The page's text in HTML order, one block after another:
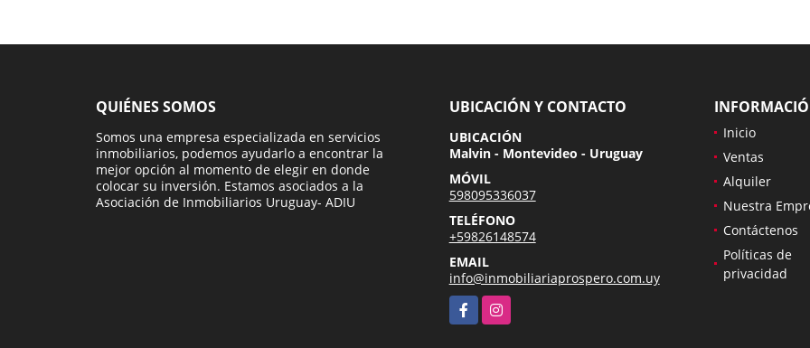
QUIÉNES SOMOS
Somos una empresa especializada en servicios
inmobiliarios, podemos ayudarlo a encontrar la
mejor opción al momento de elegir en donde
colocar su inversión. Estamos asociados a la
Asociación de Inmobiliarios Uruguay- ADIU
UBICACIÓN Y CONTACTO
UBICACIÓN
Malvin - Montevideo - Uruguay
MÓVIL
598095336037
TELÉFONO
+59826148574
EMAIL
info@inmobiliariaprospero.com.uy
FacebookInstagram
Inicio
Ventas
Alquiler
Nuestra
Contáctenos
Políticas de
privacidad